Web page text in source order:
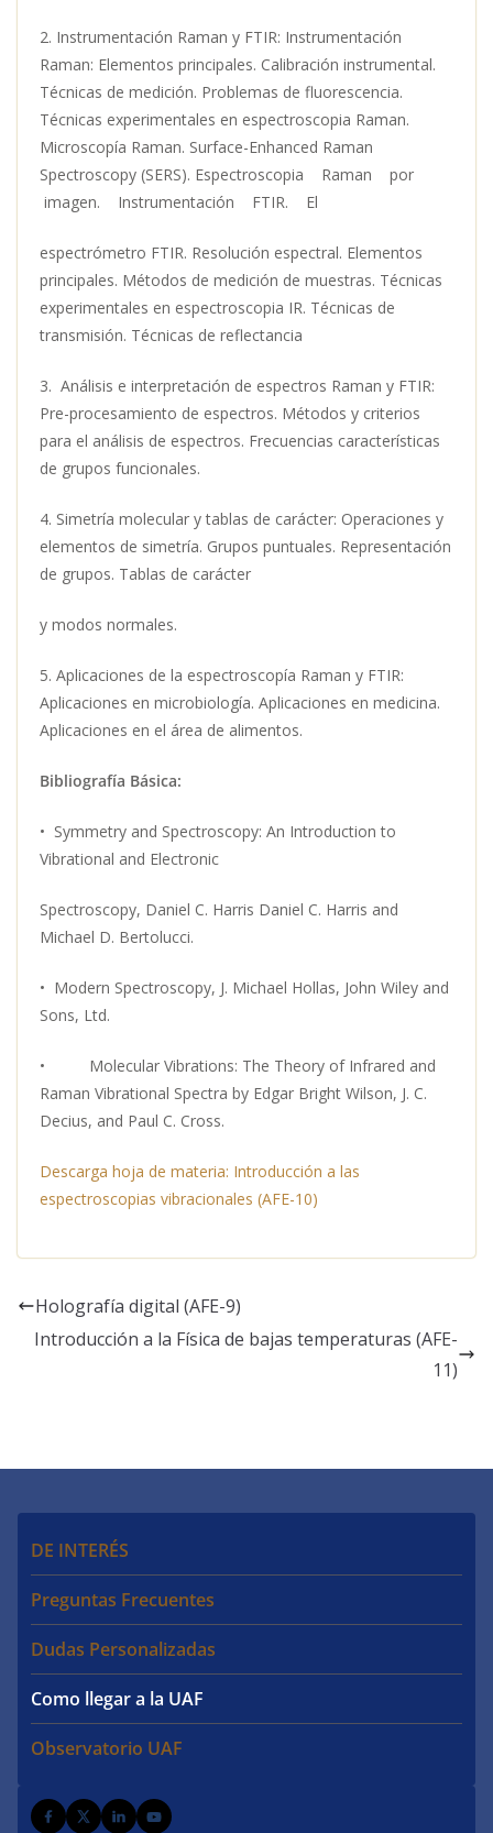
2. Instrumentación Raman y FTIR: Instrumentación
Raman: Elementos principales. Calibración instrumental.
Técnicas de medición. Problemas de fluorescencia.
Técnicas experimentales en espectroscopia Raman.
Microscopía Raman. Surface-Enhanced Raman
Spectroscopy (SERS). Espectroscopia Raman por
imagen. Instrumentación FTIR. El
espectrómetro FTIR. Resolución espectral. Elementos
principales. Métodos de medición de muestras. Técnicas
experimentales en espectroscopia IR. Técnicas de
transmisión. Técnicas de reflectancia
3. Análisis e interpretación de espectros Raman y FTIR:
Pre-procesamiento de espectros. Métodos y criterios
para el análisis de espectros. Frecuencias características
de grupos funcionales.
4. Simetría molecular y tablas de carácter: Operaciones y
elementos de simetría. Grupos puntuales. Representación
de grupos. Tablas de carácter
y modos normales.
5. Aplicaciones de la espectroscopía Raman y FTIR:
Aplicaciones en microbiología. Aplicaciones en medicina.
Aplicaciones en el área de alimentos.
Bibliografía Básica:
• Symmetry and Spectroscopy: An Introduction to
Vibrational and Electronic
Spectroscopy, Daniel C. Harris Daniel C. Harris and
Michael D. Bertolucci.
• Modern Spectroscopy, J. Michael Hollas, John Wiley and
Sons, Ltd.
• Molecular Vibrations: The Theory of Infrared and
Raman Vibrational Spectra by Edgar Bright Wilson, J. C.
Decius, and Paul C. Cross.
Descarga hoja de materia: Introducción a las
espectroscopias vibracionales (AFE-10)
Holografía digital (AFE-9)
Introducción a la Física de bajas temperaturas (AFE-
11)
DE INTERÉS
Preguntas Frecuentes
Dudas Personalizadas
Como llegar a la UAF
Observatorio UAF